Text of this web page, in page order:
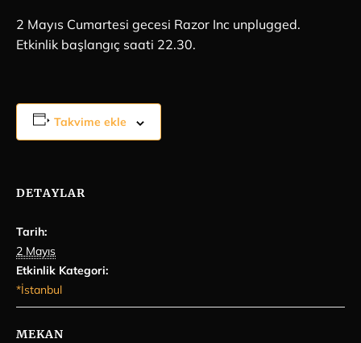
2 Mayıs Cumartesi gecesi Razor Inc unplugged.
Etkinlik başlangıç saati 22.30.
Takvime ekle
DETAYLAR
Tarih:
2 Mayıs
Etkinlik Kategori:
*İstanbul
MEKAN